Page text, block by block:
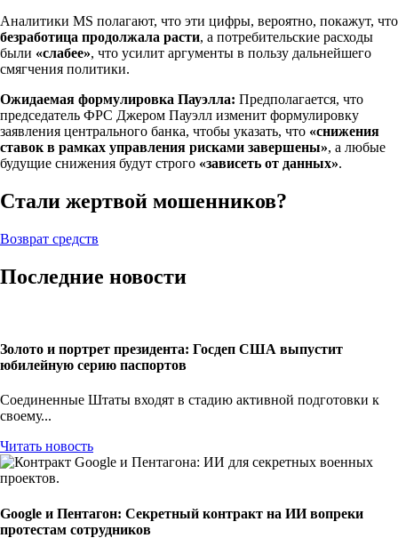
Аналитики MS полагают, что эти цифры, вероятно, покажут, что
безработица продолжала расти, а потребительские расходы
были «слабее», что усилит аргументы в пользу дальнейшего
смягчения политики.
Ожидаемая формулировка Пауэлла: Предполагается, что
председатель ФРС Джером Пауэлл изменит формулировку
заявления центрального банка, чтобы указать, что «снижения
ставок в рамках управления рисками завершены», а любые
будущие снижения будут строго «зависеть от данных».
Стали жертвой мошенников?
Возврат средств
Последние новости
Золото и портрет президента: Госдеп США выпустит
юбилейную серию паспортов
Соединенные Штаты входят в стадию активной подготовки к
своему...
Читать новость
Google и Пентагон: Секретный контракт на ИИ вопреки
протестам сотрудников